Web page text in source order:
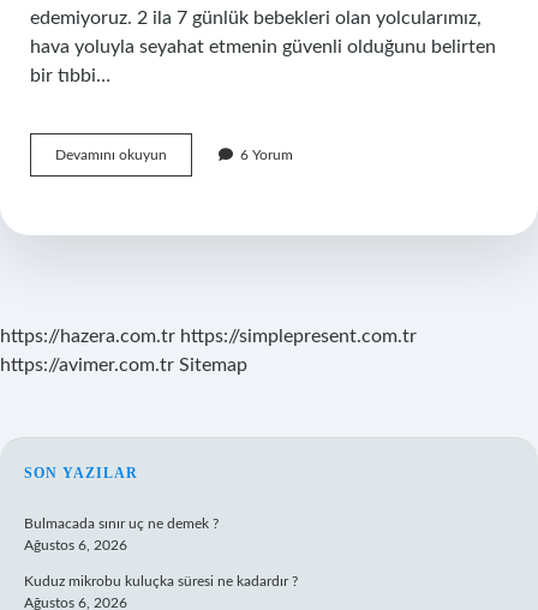
edemiyoruz. 2 ila 7 günlük bebekleri olan yolcularımız,
hava yoluyla seyahat etmenin güvenli olduğunu belirten
bir tıbbi…
Devamını okuyun
Aylık
Dışına
6 Yorum
https://hazera.com.tr https://simplepresent.com.tr
https://avimer.com.tr Sitemap
SIDEBAR
SON YAZILAR
Bulmacada sınır uç ne demek ?
Ağustos 6, 2026
Kuduz mikrobu kuluçka süresi ne kadardır ?
Ağustos 6, 2026